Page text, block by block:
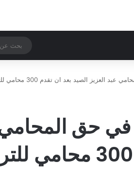
الصيد بعد ان تقدم 300 محامي للترافع عنه
حق المحامي